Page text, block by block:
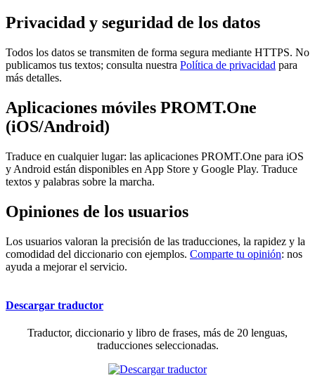
Privacidad y seguridad de los datos
Todos los datos se transmiten de forma segura mediante HTTPS. No
publicamos tus textos; consulta nuestra Política de privacidad para
más detalles.
Aplicaciones móviles PROMT.One
(iOS/Android)
Traduce en cualquier lugar: las aplicaciones PROMT.One para iOS
y Android están disponibles en App Store y Google Play. Traduce
textos y palabras sobre la marcha.
Opiniones de los usuarios
Los usuarios valoran la precisión de las traducciones, la rapidez y la
comodidad del diccionario con ejemplos. Comparte tu opinión: nos
ayuda a mejorar el servicio.
Descargar traductor
Traductor, diccionario y libro de frases, más de 20 lenguas,
traducciones seleccionadas.